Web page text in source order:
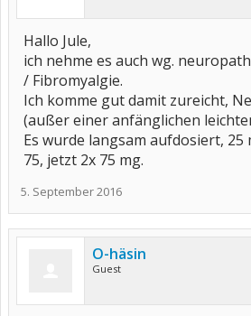
Hallo Jule,
ich nehme es auch wg.
/ Fibromyalgie.
Ich komme gut damit zureicht,
(außer einer anfänglichen
Es wurde langsam aufdosiert, 25
75, jetzt 2x 75 mg.
5. September 2016
O-häsin
Guest